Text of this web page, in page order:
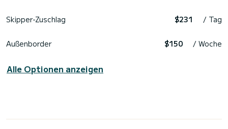
Skipper-Zuschlag $231 / Tag
Außenborder $150 / Woche
Alle Optionen anzeigen